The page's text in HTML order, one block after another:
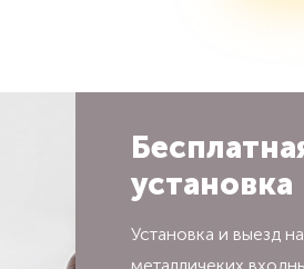
установка
Установка и выезд